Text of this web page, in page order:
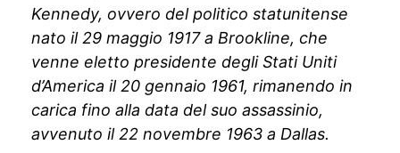
Kennedy, ovvero del politico statunitense
nato il 29 maggio 1917 a Brookline, che
venne eletto presidente degli Stati Uniti
d’America il 20 gennaio 1961, rimanendo in
carica fino alla data del suo assassinio,
avvenuto il 22 novembre 1963 a Dallas.